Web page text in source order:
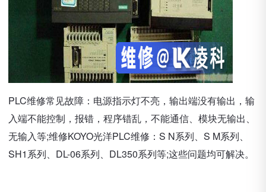
PLC维修常见故障：电源指示灯不亮，输出端没有输出，输
入端不能控制，报错，程序错乱，不能通信、模块无输出、
无输入等;维修KOYO光洋PLC维修：S N系列、S M系列、
SH1系列、DL-06系列、DL350系列等;这些问题均可解决。